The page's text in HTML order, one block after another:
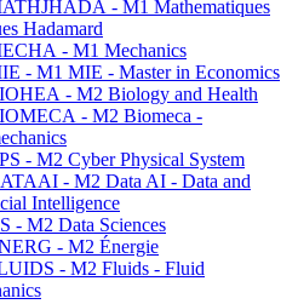
- M1 Mathematiques
Hadamard
- M1 Mechanics
- M1 MIE - Master in Economics
- M2 Biology and Health
- M2 Biomeca -
- M2 Cyber Physical System
- M2 Data AI - Data and
Intelligence
- M2 Data Sciences
- M2 Énergie
- M2 Fluids - Fluid